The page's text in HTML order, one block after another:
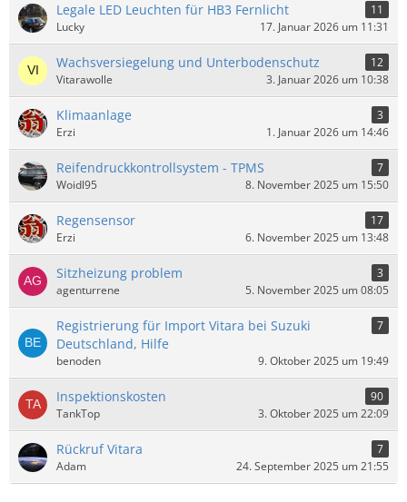
Legale LED Leuchten für HB3 Fernlicht
11
Lucky
17. Januar 2026 um 11:31
Wachsversiegelung und Unterbodenschutz
12
Vitarawolle
3. Januar 2026 um 10:38
Klimaanlage
3
Erzi
1. Januar 2026 um 14:46
Reifendruckkontrollsystem - TPMS
7
Woidl95
8. November 2025 um 15:50
Regensensor
17
Erzi
6. November 2025 um 13:48
Sitzheizung problem
3
agenturrene
5. November 2025 um 08:05
Registrierung für Import Vitara bei Suzuki
Deutschland, Hilfe
7
benoden 9. Oktober 2025 um 19:49
Inspektionskosten
90
TankTop
3. Oktober 2025 um 22:09
Rückruf Vitara
7
Adam
24. September 2025 um 21:55